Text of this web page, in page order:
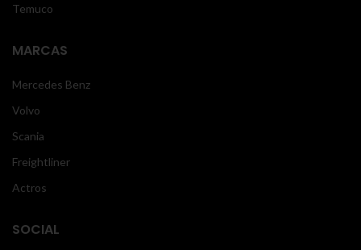
Temuco
MARCAS
Mercedes Benz
Volvo
Scania
Freightliner
Actros
SOCIAL